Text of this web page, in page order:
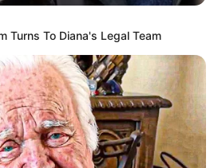
Turns To Diana's Legal Team